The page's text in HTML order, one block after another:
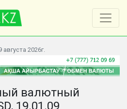
августа 2026г.
валютный
19.01.09